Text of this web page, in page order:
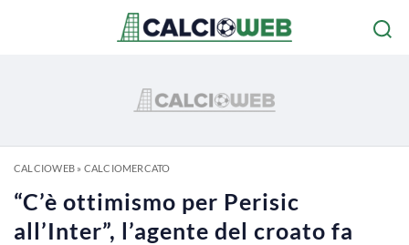
CALCIOWEB» CALCIOMERCATO
“C’è ottimismo per Perisic
all’Inter”, l’agente del croato fa